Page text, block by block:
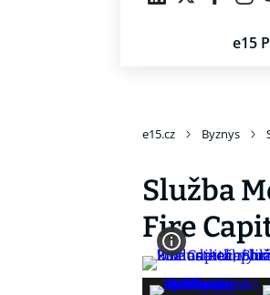
e15
e15.cz Byznys
Služba
Fire